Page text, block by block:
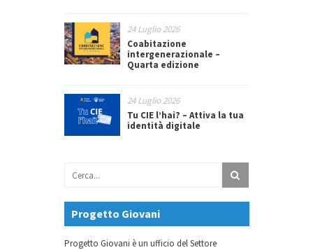
24 Luglio 2026
Coabitazione
intergenerazionale –
Quarta edizione
24 Luglio 2026
Tu CIE l’hai? – Attiva la tua
identità digitale
Progetto Giovani
Progetto Giovani è un ufficio del Settore